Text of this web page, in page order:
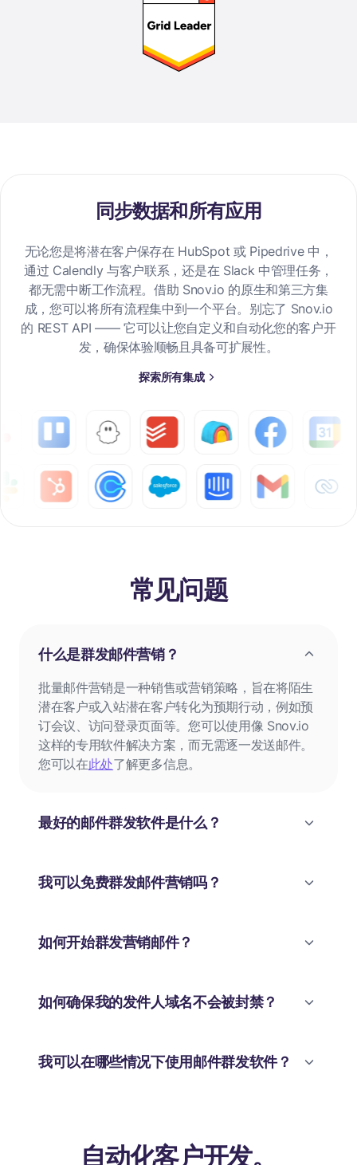
同步数据和所有应用
无论您是将潜在客户保存在 HubSpot 或 Pipedrive 中，
通过 Calendly 与客户联系，还是在 Slack 中管理任务，
都无需中断工作流程。借助 Snov.io 的原生和第三方集
成，您可以将所有流程集中到一个平台。别忘了 Snov.io
的 REST API —— 它可以让您自定义和自动化您的客户开
发，确保体验顺畅且具备可扩展性。
探索所有集成
常见问题
什么是群发邮件营销？
批量邮件营销是一种销售或营销策略，旨在将陌生
潜在客户或入站潜在客户转化为预期行动，例如预
订会议、访问登录页面等。您可以使用像 Snov.io
这样的专用软件解决方案，而无需逐一发送邮件。
您可以在此处了解更多信息。
最好的邮件群发软件是什么？
我可以免费群发邮件营销吗？
如何开始群发营销邮件？
如何确保我的发件人域名不会被封禁？
我可以在哪些情况下使用邮件群发软件？
自动化客户开发。